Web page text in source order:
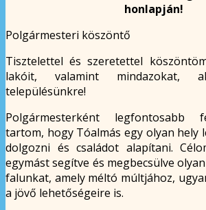
honlapján!
Polgármesteri köszöntő
Tisztelettel és szeretettel
lakóit, valamint mindazokat,
településünkre!
Polgármesterként legfontosabb
tartom, hogy Tóalmás egy olyan hely
dolgozni és családot alapítani.
egymást segítve és megbecsülve
falunkat, amely méltó múltjához,
a jövő lehetőségeire is.